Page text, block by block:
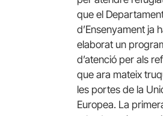
que el
d’Ensenyament ja
elaborat un
d’atenció per als
que ara mateix
les portes de la
Europea. La